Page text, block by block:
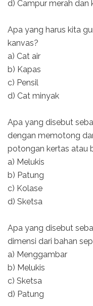
d) Campur merah dan
Apa yang harus kita
kanvas?
a) Cat air
b) Kapas
c) Pensil
d) Cat minyak
Apa yang disebut
dengan memotong
potongan kertas atau
a) Melukis
b) Patung
c) Kolase
d) Sketsa
Apa yang disebut
dimensi dari bahan
a) Menggambar
b) Melukis
c) Sketsa
d) Patung